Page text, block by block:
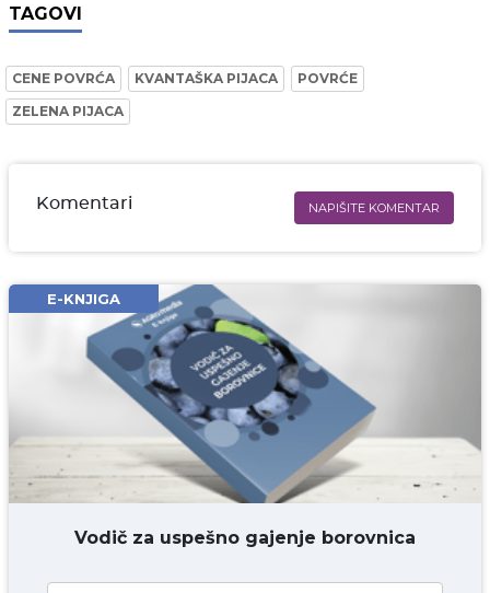
TAGOVI
CENE POVRĆA KVANTAŠKA PIJACA
POVRĆE
ZELENA PIJACA
Komentari NAPIŠITE KOMENTAR
Email* obavezno
Komentar* obavezno
DODAJ KOMENTAR
E-KNJIGA
Vodič za uspešno gajenje borovnica